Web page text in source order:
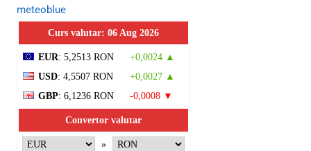
meteoblue
Curs valutar: 06 Aug 2026
EUR: 5,2513 RON
+0,0024 ▲
USD: 4,5507 RON
+0,0027 ▲
GBP: 6,1236 RON -0,0008 ▼
Convertor valutar
»